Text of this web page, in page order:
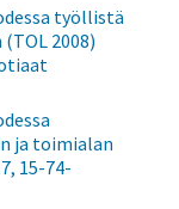
työllistä
2008)
ja toimialan
15-74-